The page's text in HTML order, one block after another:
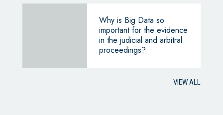
Why is Big Data so
important for the evidence
in the judicial and arbitral
proceedings?
VIEW ALL